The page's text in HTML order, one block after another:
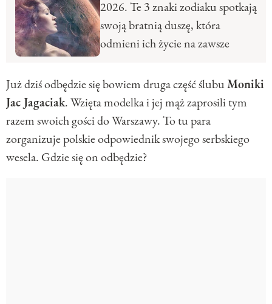
2026. Te 3 znaki zodiaku spotkają
swoją bratnią duszę, która
odmieni ich życie na zawsze
Już dziś odbędzie się bowiem druga część ślubuMoniki
Jac Jagaciak. Wzięta modelka i jej mąż zaprosili tym
razem swoich gości do Warszawy. To tu para
zorganizuje polskie odpowiednik swojego serbskiego
wesela. Gdzie się on odbędzie?